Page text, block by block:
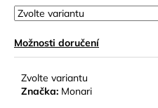
Možnosti doručení
Zvolte variantu
Značka: Monari
HLEDAT
D
o